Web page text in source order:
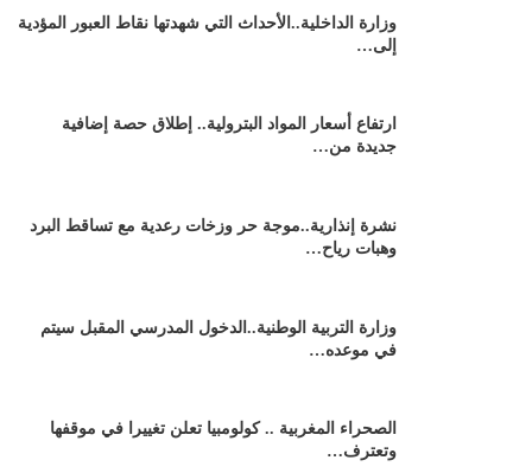
وزارة الداخلية..الأحداث التي شهدتها نقاط العبور المؤدية
إلى…
ارتفاع أسعار المواد البترولية.. إطلاق حصة إضافية
جديدة من…
نشرة إنذارية..موجة حر وزخات رعدية مع تساقط البرد
وهبات رياح…
وزارة التربية الوطنية..الدخول المدرسي المقبل سیتم
في موعده…
الصحراء المغربية .. كولومبيا تعلن تغييرا في موقفها
وتعترف…